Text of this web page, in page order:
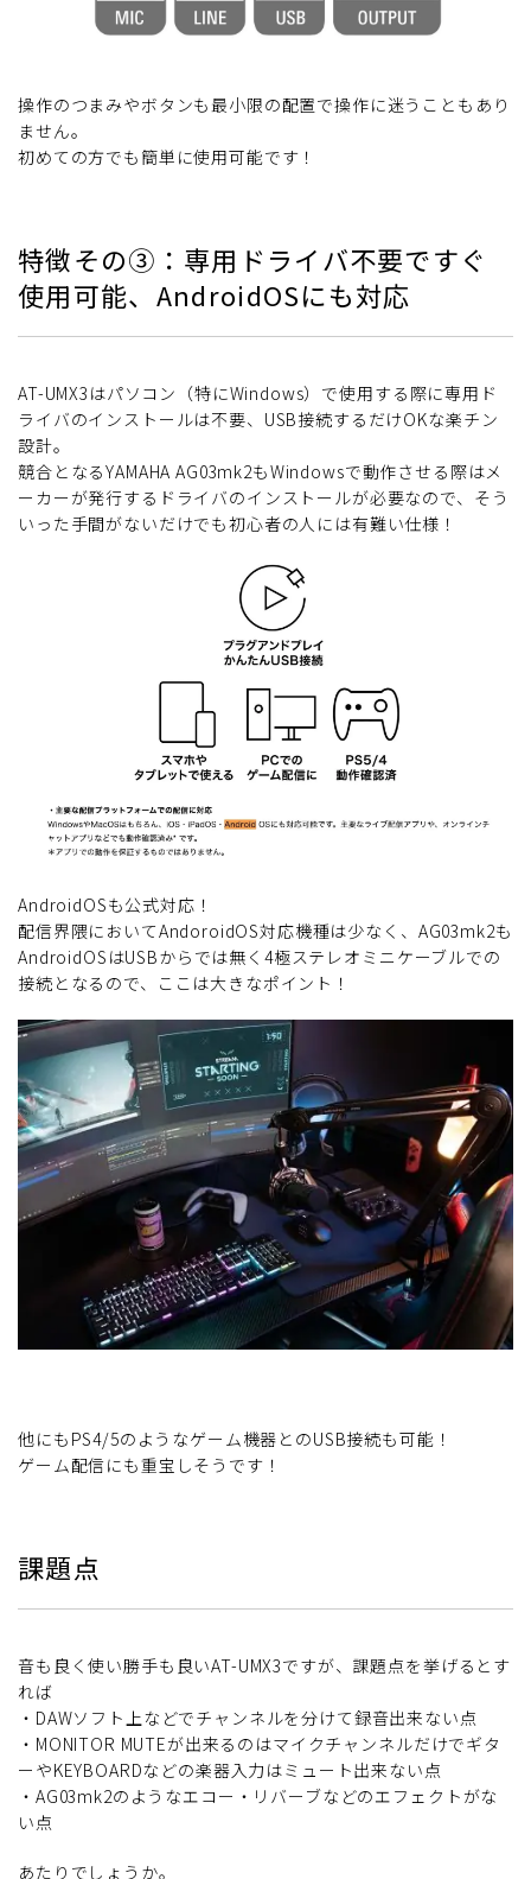
操作のつまみやボタンも最小限の配置で操作に迷うこともあり
ません。
初めての方でも簡単に使用可能です！
特徴その③：専用ドライバ不要ですぐ
使用可能、AndroidOSにも対応
AT-UMX3はパソコン（特にWindows）で使用する際に専用ド
ライバのインストールは不要、USB接続するだけOKな楽チン
設計。
競合となるYAMAHA AG03mk2もWindowsで動作させる際はメ
ーカーが発行するドライバのインストールが必要なので、そう
いった手間がないだけでも初心者の人には有難い仕様！
AndroidOSも公式対応！
配信界隈においてAndoroidOS対応機種は少なく、AG03mk2も
AndroidOSはUSBからでは無く4極ステレオミニケーブルでの
接続となるので、ここは大きなポイント！
他にもPS4/5のようなゲーム機器とのUSB接続も可能！
ゲーム配信にも重宝しそうです！
課題点
音も良く使い勝手も良いAT-UMX3ですが、課題点を挙げるとす
れば
・DAWソフト上などでチャンネルを分けて録音出来ない点
・MONITOR MUTEが出来るのはマイクチャンネルだけでギタ
ーやKEYBOARDなどの楽器入力はミュート出来ない点
・AG03mk2のようなエコー・リバーブなどのエフェクトがな
い点
あたりでしょうか。